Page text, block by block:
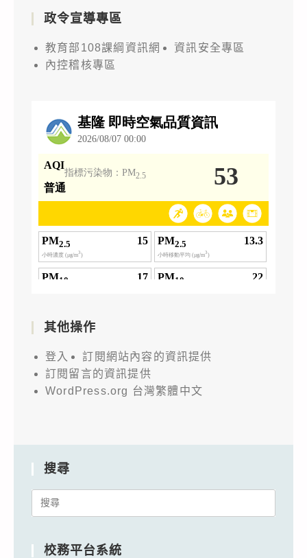
政令宣導專區
教育部108課綱資訊網
資訊安全專區
內控稽核專區
其他操作
登入
訂閱網站內容的資訊提供
訂閱留言的資訊提供
WordPress.org 台灣繁體中文
搜尋
Search
校務平台系統